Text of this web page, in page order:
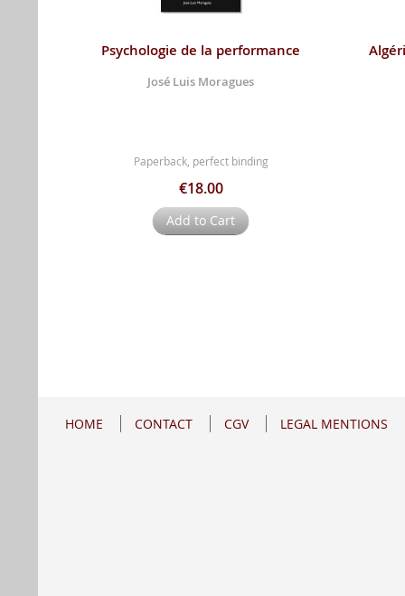
Psychologie de la performance
José Luis Moragues
Paperback, perfect binding
€18.00
Add to Cart
HOME CONTACT CGV LEGAL MENTIONS